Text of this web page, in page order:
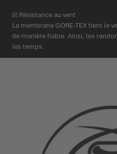
☑ Résistance au vent
La membrane GORE-TEX tient le
de manière fiable. Ainsi, les
les temps.